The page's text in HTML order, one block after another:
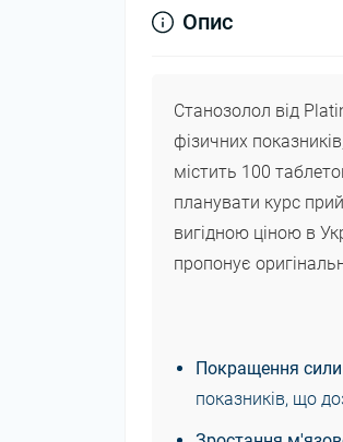
Опис
Станозолол від
фізичних
містить 100
планувати курс
вигідною ціною в
пропонує
Покращення сили
показників, що